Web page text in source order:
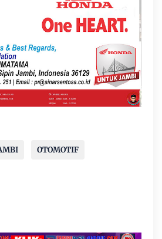
OTOMOTIF